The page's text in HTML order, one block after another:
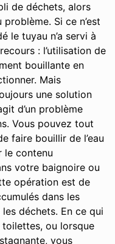
de déchets, alors
Si ce n’est
le tuyau n’a servi à
: l’utilisation de
bouillante en
Mais
une solution
d’un problème
Vous pouvez tout
faire bouillir de l’eau
le contenu
votre baignoire ou
opération est de
dans les
déchets. En ce qui
ou lorsque
vous